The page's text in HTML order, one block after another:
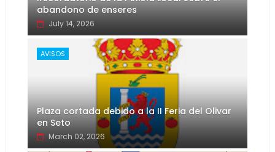
abandono de enseres
July 14, 2026
AVISOS
Plaza cortada debido a la II Feria del Olivar
en Seto
March 02, 2026